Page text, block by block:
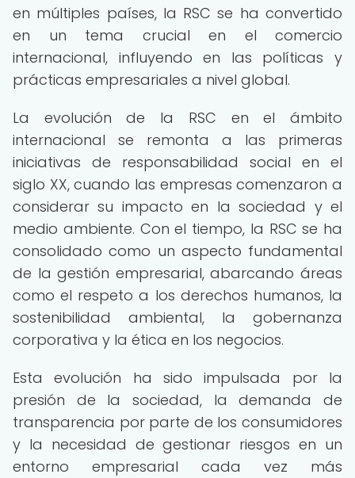
en múltiples países, la RSC se ha convertido
en un tema crucial en el comercio
internacional, influyendo en las políticas y
prácticas empresariales a nivel global.
La evolución de la RSC en el ámbito
internacional se remonta a las primeras
iniciativas de responsabilidad social en el
siglo XX, cuando las empresas comenzaron a
considerar su impacto en la sociedad y el
medio ambiente. Con el tiempo, la RSC se ha
consolidado como un aspecto fundamental
de la gestión empresarial, abarcando áreas
como el respeto a los derechos humanos, la
sostenibilidad ambiental, la gobernanza
corporativa y la ética en los negocios.
Esta evolución ha sido impulsada por la
presión de la sociedad, la demanda de
transparencia por parte de los consumidores
y la necesidad de gestionar riesgos en un
entorno empresarial cada vez más